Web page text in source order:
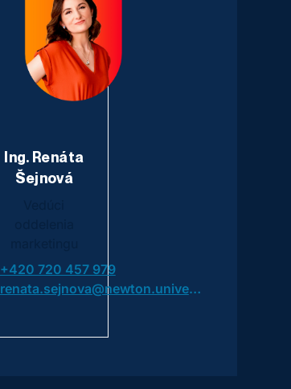
Ing. Renáta
Šejnová
+420 720 457 979
renata.sejnova@newton.university